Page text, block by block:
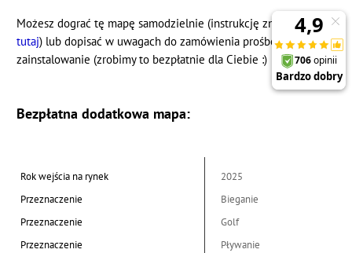
Możesz dograć tę mapę samodzielnie (instrukcję znajdziesz
tutaj) lub dopisać w uwagach do zamówienia prośbę o jej
zainstalowanie (zrobimy to bezpłatnie dla Ciebie :)
Bezpłatna dodatkowa mapa:
Rok wejścia na rynek
2025
Przeznaczenie
Bieganie
Przeznaczenie
Golf
Przeznaczenie
Pływanie